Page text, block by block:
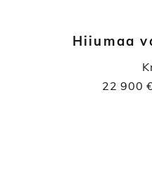
Hiiumaa
22 900